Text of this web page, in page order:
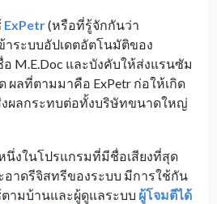
ExPetr(หรือที่รู้จักกันว่า
าระบบอัปเดตอัตโนมัติของ
M.E.Doc และบังคับให้ส่งแรนซัม
ผลที่ตามมาคือ ExPetr ก่อให้เกิด
ผลกระทบต่อทั้งบริษัทขนาดใหญ่
นึ่งในโปรแกรมที่มีชื่อเสียงที่สุด
าดรีจิสทรีของระบบ มีการใช้กัน
ามบ้านและผู้ดูแลระบบ ผู้โจมตีได้